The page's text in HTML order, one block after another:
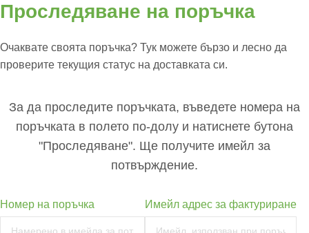
Проследяване на поръчка
Очаквате своята поръчка? Тук можете бързо и лесно да
проверите текущия статус на доставката си.
За да проследите поръчката, въведете номера на
поръчката в полето по-долу и натиснете бутона
"Проследяване". Ще получите имейл за
потвърждение.
Номер на поръчка Имейл адрес за фактуриране